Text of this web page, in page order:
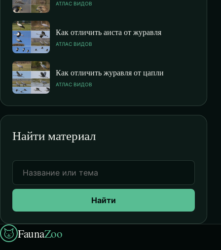
АТЛАС ВИДОВ
Как отличить аиста от журавля
АТЛАС ВИДОВ
Как отличить журавля от цапли
АТЛАС ВИДОВ
Найти материал
Найти
FaunaZoo